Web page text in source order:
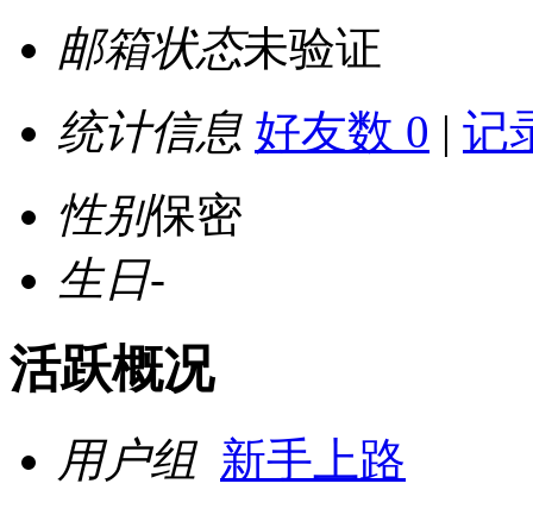
邮箱状态未验证
统计信息 好友数 0 | 记
性别保密
生日-
活跃概况
用户组 新手上路